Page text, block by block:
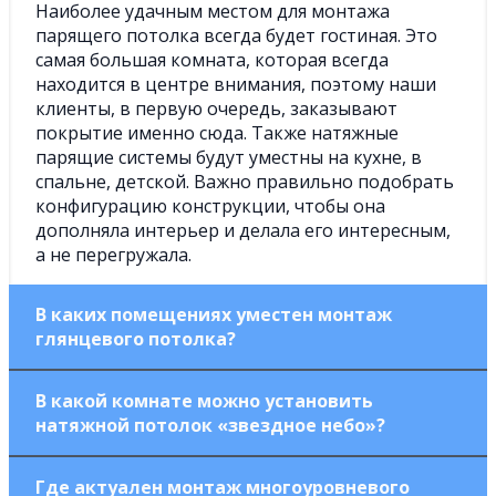
Наиболее удачным местом для монтажа
парящего потолка всегда будет гостиная. Это
самая большая комната, которая всегда
находится в центре внимания, поэтому наши
клиенты, в первую очередь, заказывают
покрытие именно сюда. Также натяжные
парящие системы будут уместны на кухне, в
спальне, детской. Важно правильно подобрать
конфигурацию конструкции, чтобы она
дополняла интерьер и делала его интересным,
а не перегружала.
В каких помещениях уместен монтаж
глянцевого потолка?
наиболее универсальных. Они подходят как для
маленьких комнат, зрительно их увеличивая,
так и больших. Натяжные глянцевые системы
подходят для кухни – они легко очищаются от
В какой комнате можно установить
натяжной потолок «звездное небо»?
Где актуален монтаж многоуровневого